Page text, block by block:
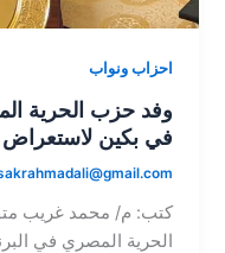
احزاب ونواب
وفد حزب الحرية
في بكين لاستعراض
​كتب: م/ محمد غريب
الحرية المصري في